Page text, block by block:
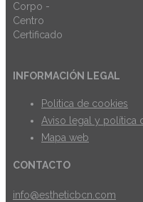
INFORMACIÓN LEGAL
Politica de cookies
Aviso legal y política
Mapa web
CONTACTO
info@estheticbcn.com